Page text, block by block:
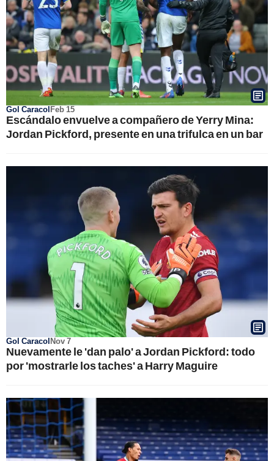
Gol CaracolFeb 15
Escándalo envuelve a compañero de Yerry Mina:
Jordan Pickford, presente en una trifulca en un bar
Gol CaracolNov 7
Nuevamente le 'dan palo' a Jordan Pickford: todo
por 'mostrarle los taches' a Harry Maguire